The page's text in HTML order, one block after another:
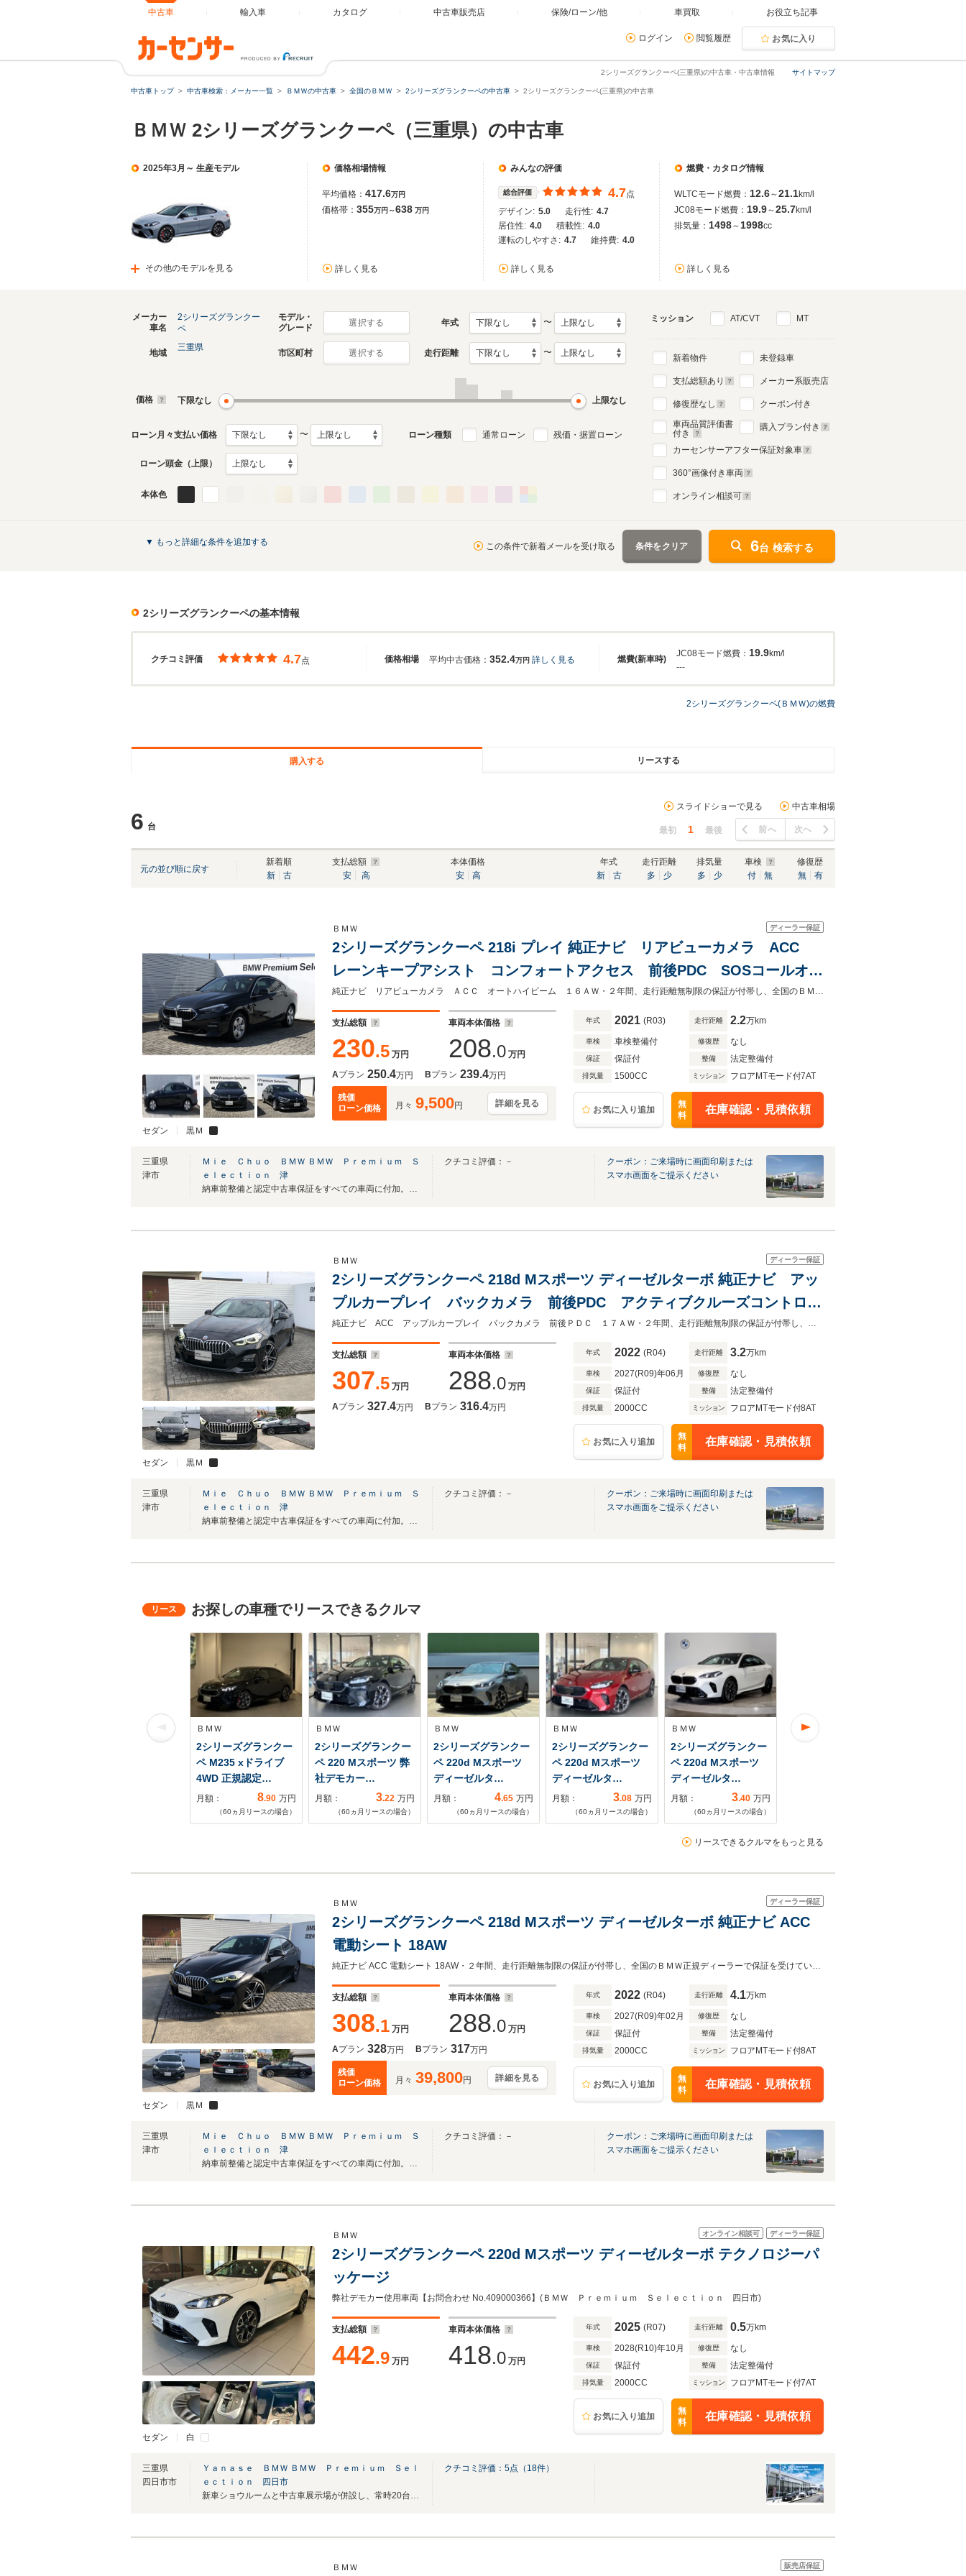
中古車 輸入車 カタログ 中古車販売店 保険/ローン/他 車買取 お役立ち記事
ログイン 閲覧履歴 お気に入り
サイトマップ
2シリーズグランクーペ(三重県)の中古車・中古車情報
中古車トップ 中古車検索：メーカー一覧 ＢＭＷの中古車 全国のＢＭＷ 2シリーズグランクーペの中古車 2シリーズグランクーペ(三重県)の中古車
ＢＭＷ 2シリーズグランクーペ（三重県）の中古車
2025年3月～ 生産モデル
その他のモデルを見る
価格相場情報
平均価格： 417.6万円
価格帯： 355万円～638 万円
詳しく見る
みんなの評価
総合評価 4.7点
デザイン: 5.0 走行性: 4.7
居住性: 4.0 積載性: 4.0
運転のしやすさ: 4.7 維持費: 4.0
詳しく見る
燃費・カタログ情報
WLTCモード燃費： 12.6～21.1km/l
JC08モード燃費： 19.9～25.7km/l
排気量： 1498～ 1998cc
詳しく見る
2シリーズグランクーペのカタログを見る
メーカー
車名
2シリーズグランクー
ペ
モデル・
グレード
選択する 年式 〜
地域
三重県
市区町村 選択する 走行距離 〜
価格 下限なし 上限なし
ローン月々支払い価格 〜 ローン種類 通常ローン 残価・据置ローン
ローン頭金（上限）
本体色
ミッション AT/CVT MT
新着物件
支払総額あり
修復歴なし
車両品質評価書
付き
未登録車
メーカー系販売店
クーポン付き
購入プラン付き
カーセンサーアフター保証対象車
360°画像付き車両
オンライン相談可
▼ もっと詳細な条件を追加する この条件で新着メールを受け取る 条件をクリア 6台 検索する
2シリーズグランクーペの基本情報
クチコミ評価 価格相場 燃費(新車時)
4.7点 平均中古価格： 352.4万円 詳しく見る
JC08モード燃費： 19.9km/l
---
2シリーズグランクーペ(ＢＭＷ)の燃費
購入する リースする
6 台
スライドショーで見る 中古車相場
最初 1 最後 前へ 次へ
元の並び順に戻す
新着順
新
古
支払総額
安
高
本体価格
安
高
年式
新
古
走行距離
多
少
排気量
多
少
車検
付
無
修復歴
無
有
セダン 黒Ｍ
ディーラー保証
ＢＭＷ
2シリーズグランクーペ 218i プレイ 純正ナビ リアビューカメラ ACC
レーンキープアシスト コンフォートアクセス 前後PDC SOSコールオー
トハイビーム 16AW
純正ナビ リアビューカメラ ＡＣＣ オートハイビーム １６ＡＷ・２年間、走行距離無制限の保証が付帯し、全国のＢＭＷ正規ディーラーで保証を受けていただけます
支払総額
230.5 万円
車両本体価格
208.0 万円
Aプラン 250.4万円 Bプラン 239.4万円
残価
ローン価格
月々 9,500円 詳細を見る
年式 2021 (R03) 走行距離 2.2万km
車検 車検整備付 修復歴 なし
保証 保証付 整備 法定整備付
排気量 1500CC ミッション フロアMTモード付7AT
お気に入り追加
無
料
在庫確認・見積依頼
三重県
津市
Ｍｉｅ Ｃｈｕｏ ＢＭＷ ＢＭＷ Ｐｒｅｍｉｕｍ Ｓ
ｅｌｅｃｔｉｏｎ 津
納車前整備と認定中古車保証をすべての車両に付加。新しい価値と品質を提供いたします
クチコミ評価：－
クーポン：ご来場時に画面印刷または
スマホ画面をご提示ください
セダン 黒Ｍ
ディーラー保証
ＢＭＷ
2シリーズグランクーペ 218d Mスポーツ ディーゼルターボ 純正ナビ アッ
プルカープレイ バックカメラ 前後PDC アクティブクルーズコントロー
ル LEDヘッドライト 17AW
純正ナビ ACC アップルカープレイ バックカメラ 前後ＰＤＣ １７ＡＷ・２年間、走行距離無制限の保証が付帯し、全国のＢＭＷ正規ディーラーで保証を受けていただけます
支払総額
307.5 万円
車両本体価格
288.0 万円
Aプラン 327.4万円 Bプラン 316.4万円
年式 2022 (R04) 走行距離 3.2万km
車検 2027(R09)年06月 修復歴 なし
保証 保証付 整備 法定整備付
排気量 2000CC ミッション フロアMTモード付8AT
お気に入り追加
無
料
在庫確認・見積依頼
三重県
津市
Ｍｉｅ Ｃｈｕｏ ＢＭＷ ＢＭＷ Ｐｒｅｍｉｕｍ Ｓ
ｅｌｅｃｔｉｏｎ 津
納車前整備と認定中古車保証をすべての車両に付加。新しい価値と品質を提供いたします
クチコミ評価：－
クーポン：ご来場時に画面印刷または
スマホ画面をご提示ください
お探しの車種でリースできるクルマ
ＢＭＷ
2シリーズグランクー
ペ M235 xドライブ
4WD 正規認定…
月額： 8.90 万円
（60ヵ月リースの場合）
ＢＭＷ
2シリーズグランクー
ペ 220 Mスポーツ 弊
社デモカー…
月額： 3.22 万円
（60ヵ月リースの場合）
ＢＭＷ
2シリーズグランクー
ペ 220d Mスポーツ
ディーゼルタ…
月額： 4.65 万円
（60ヵ月リースの場合）
ＢＭＷ
2シリーズグランクー
ペ 220d Mスポーツ
ディーゼルタ…
月額： 3.08 万円
（60ヵ月リースの場合）
ＢＭＷ
2シリーズグランクー
ペ 220d Mスポーツ
ディーゼルタ…
月額： 3.40 万円
（60ヵ月リースの場合）
ＢＭＷ
リースできるクルマをもっと見る
セダン 黒Ｍ
ディーラー保証
ＢＭＷ
2シリーズグランクーペ 218d Mスポーツ ディーゼルターボ 純正ナビ ACC
電動シート 18AW
支払総額
308.1 万円
車両本体価格
288.0 万円
Aプラン 328万円 Bプラン 317万円
残価
ローン価格
月々 39,800円 詳細を見る
年式 2022 (R04) 走行距離 4.1万km
車検 2027(R09)年02月 修復歴 なし
保証 保証付 整備 法定整備付
排気量 2000CC ミッション フロアMTモード付8AT
お気に入り追加
無
料
在庫確認・見積依頼
三重県
津市
Ｍｉｅ Ｃｈｕｏ ＢＭＷ ＢＭＷ Ｐｒｅｍｉｕｍ Ｓ
ｅｌｅｃｔｉｏｎ 津
クチコミ評価：－
クーポン：ご来場時に画面印刷または
スマホ画面をご提示ください
セダン 白
オンライン相談可 ディーラー保証
ＢＭＷ
2シリーズグランクーペ 220d Mスポーツ ディーゼルターボ テクノロジーパ
ッケージ
弊社デモカー使用車両【お問合わせ No.409000366】(ＢＭＷ Ｐｒｅｍｉｕｍ Ｓｅｌｅｃｔｉｏｎ 四日市)
支払総額
442.9 万円
車両本体価格
418.0 万円
年式 2025 (R07) 走行距離 0.5万km
車検 2028(R10)年10月 修復歴 なし
保証 保証付 整備 法定整備付
排気量 2000CC ミッション フロアMTモード付7AT
お気に入り追加
無
料
在庫確認・見積依頼
三重県
四日市市
Ｙａｎａｓｅ ＢＭＷ ＢＭＷ Ｐｒｅｍｉｕｍ Ｓｅｌ
ｅｃｔｉｏｎ 四日市
クチコミ評価： 5点（ 18件）
販売店保証
ＢＭＷ